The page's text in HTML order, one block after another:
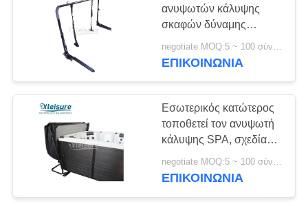
Ανυψωτής κάλυψης
SPA
46
20
ανυψωτών κάλυψης
σκαφών δύναμης
ανυψωτών κάλυψης
ανοξείδωτου SPA -
negotiate MOQ:5 ~ 100 σύνολο
ΕΠΙΚΟΙΝΩΝΊΑ
Εσωτερικός κατώτερος
τοποθετεί τον ανυψωτή
κάλυψης SPA, σχεδίασε
καλά τα καυτά
υποστηρίγματα
negotiate MOQ:5 ~ 100 σύνολο
ΕΠΙΚΟΙΝΩΝΊΑ